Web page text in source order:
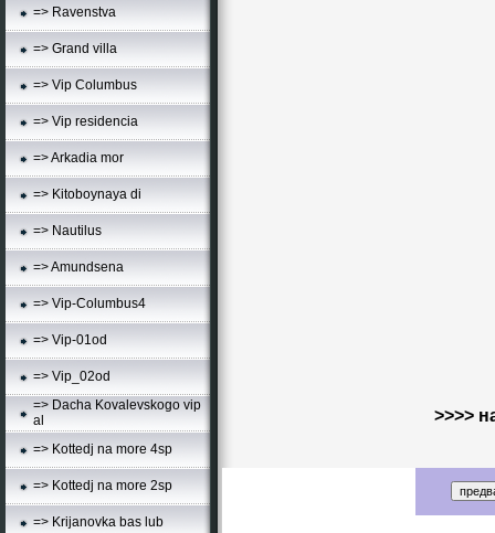
=> Ravenstva
=> Grand villa
=> Vip Columbus
=> Vip residencia
=> Arkadia mor
=> Kitoboynaya di
=> Nautilus
=> Amundsena
=> Vip-Columbus4
=> Vip-01od
=> Vip_02od
=> Dacha Kovalevskogo vip
al
=> Kottedj na more 4sp
=> Kottedj na more 2sp
=> Krijanovka bas lub
>>>>